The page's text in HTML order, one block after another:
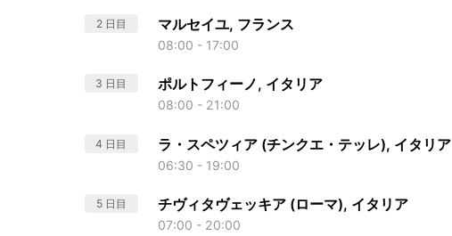
2 日目 マルセイユ, フランス
08:00 - 17:00
3 日目 ポルトフィーノ, イタリア
08:00 - 21:00
4 日目 ラ・スペツィア (チンクエ・テッレ), イタリア
06:30 - 19:00
5 日目 チヴィタヴェッキア (ローマ), イタリア
07:00 - 20:00